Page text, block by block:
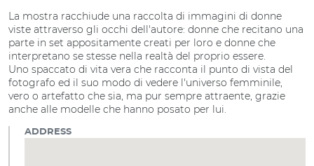
La mostra racchiude una raccolta di immagini di donne
viste attraverso gli occhi dell'autore: donne che recitano una
parte in set appositamente creati per loro e donne che
interpretano se stesse nella realtà del proprio essere.
Uno spaccato di vita vera che racconta il punto di vista del
fotografo ed il suo modo di vedere l'universo femminile,
vero o artefatto che sia, ma pur sempre attraente, grazie
anche alle modelle che hanno posato per lui.
ADDRESS